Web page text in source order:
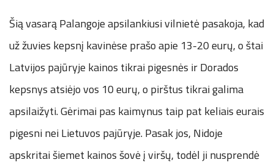
Šią vasarą Palangoje apsilankiusi vilnietė pasakoja, kad
už žuvies kepsnį kavinėse prašo apie 13-20 eurų, o štai
Latvijos pajūryje kainos tikrai pigesnės ir Dorados
kepsnys atsiėjo vos 10 eurų, o pirštus tikrai galima
apsilaižyti. Gėrimai pas kaimynus taip pat keliais eurais
pigesni nei Lietuvos pajūryje. Pasak jos, Nidoje
apskritai šiemet kainos šovė į viršų, todėl ji nusprendė